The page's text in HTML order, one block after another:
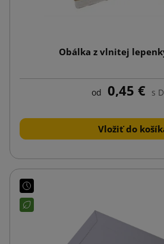
Obálka z vlnitej
od 0,45 € s
Vložiť do